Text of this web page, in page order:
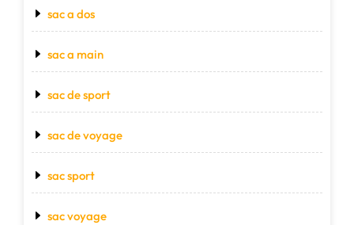
sac a dos
sac a main
sac de sport
sac de voyage
sac sport
sac voyage